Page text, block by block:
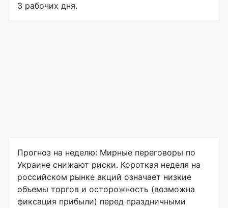
3 рабочих дня.
Прогноз на неделю: Мирные переговоры по
Украине снижают риски. Короткая неделя на
российском рынке акций означает низкие
объемы торгов и осторожность (возможна
фиксация прибыли) перед праздничными